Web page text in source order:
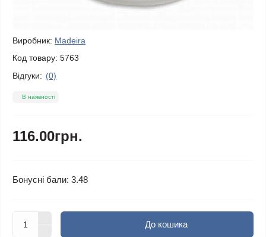
Виробник: Madeira
Код товару: 5763
Відгуки: (0)
В наявності
116.00грн.
Бонусні бали: 3.48
До кошика